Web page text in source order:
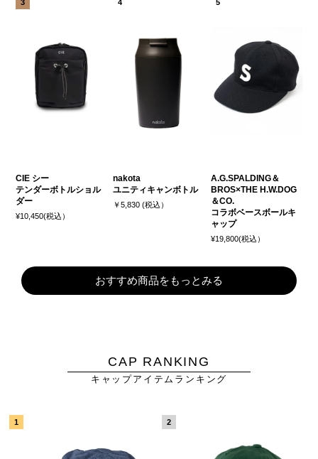
CIE シー
テンダーボトルショル
ダー
¥10,450(税込）
nakota
ユニティキャンボトル
￥5,830 (税込）
A.G.SPALDING＆
BROS×THE H.W.DOG
＆CO.
コラボベースボールキ
ャップ
¥19,800(税込）
おすすめ商品をもっとみる
CAP RANKING
キャップアイテムランキング